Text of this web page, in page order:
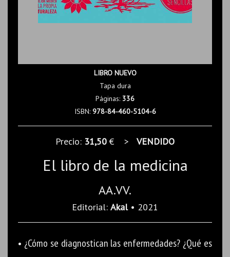
LIBRO NUEVO
Tapa dura
Páginas: 336
ISBN: 978-84-460-5104-6
Precio: 31,50€ > VENDIDO
El libro de la medicina
AA.VV.
Editorial: Akal• 2021
• ¿Cómo se diagnostican las enfermedades? ¿Qué es